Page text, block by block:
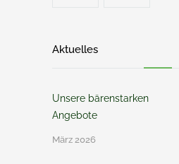
Aktuelles
Unsere bärenstarken
Angebote
März 2026